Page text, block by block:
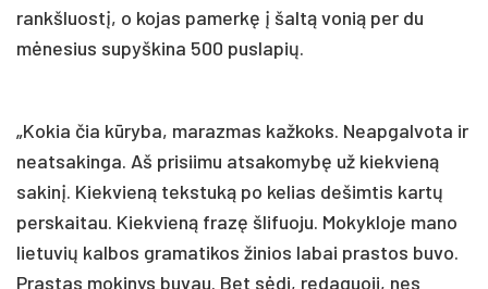
rankšluostį, o kojas pamerkę į šaltą vonią per du
mėnesius supyškina 500 puslapių.
„Kokia čia kūryba, marazmas kažkoks. Neapgalvota ir
neatsakinga. Aš prisiimu atsakomybę už kiekvieną
sakinį. Kiekvieną tekstuką po kelias dešimtis kartų
perskaitau. Kiekvieną frazę šlifuoju. Mokykloje mano
lietuvių kalbos gramatikos žinios labai prastos buvo.
Prastas mokinys buvau. Bet sėdi, redaguoji, nes